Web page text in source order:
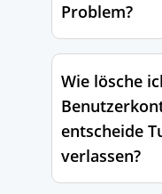
Problem?
Wie lösche
entscheide
verlassen?